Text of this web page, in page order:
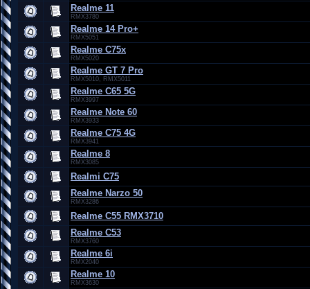
Realme 11
RMX3780
Realme 14 Pro+
RMX5051
Realme C75x
RMX5020
Realme GT 7 Pro
RMX5010, RMX5011
Realme C65 5G
RMX3997
Realme Note 60
RMX3933
Realme C75 4G
RMX3941
Realme 8
RMX3085
Realmi C75
Realme Narzo 50
RMX3286
Realme C55 RMX3710
Realme C53
RMX3760
Realme 6i
RMX2040
Realme 10
RMX3630